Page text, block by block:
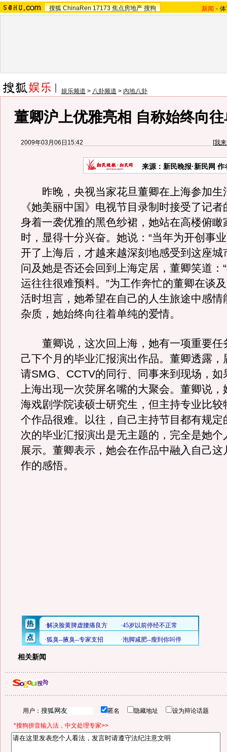
搜狐 ChinaRen 17173 焦点房地产 搜狗 新闻 -
娱乐频道 > 八卦频道 > 内地八卦
董卿沪上优雅亮相 自称始终向
2009年03月06日15:42 [我
来源：新民晚报·新民网
昨晚，央视当家花旦董卿在上海参加生
《她美丽中国》电视节目录制时接受了记
身着一袭优雅的黑色纱裙，她站在高楼俯瞰
时，显得十分兴奋。她说：“当年为开创事
开了上海后，才越来越深刻地感受到这座城
问及她是否还会回到上海定居，董卿笑道：
运往往很难预料。”为工作奔忙的董卿在谈
活时坦言，她希望在自己的人生旅途中感情
杂质，她始终向往着单纯的爱情。
董卿说，这次回上海，她有一项重要任
己下个月的毕业汇报演出作品。董卿透露，
请SMG、CCTV的同行、同事来到现场，如
上海出现一次荧屏名嘴的大聚会。董卿说，
海戏剧学院读硕士研究生，但主持专业比较
个作品很难。以往，自己主持节目都有规定
次的毕业汇报演出是无主题的，完全是她个
展示。董卿表示，她会在作品中融入自己这
作的感悟。
相关新闻
用户： 匿名 隐藏地址 设为辩论话题
*搜狗拼音输入法，中文处理专家>>